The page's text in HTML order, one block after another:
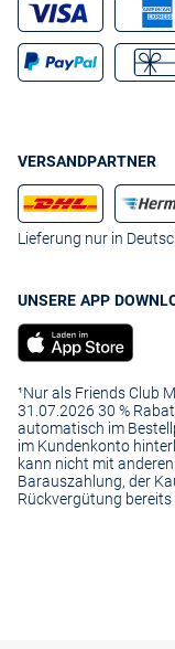
VERSANDPARTNER
Lieferung nur in
UNSERE APP
¹Nur als Friends Club
31.07.2026 30 %
automatisch im
im Kundenkonto
kann nicht mit
Barauszahlung, der
Rückvergütung